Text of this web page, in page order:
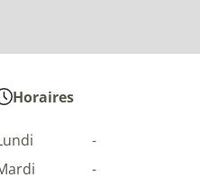
Horaires
-
-